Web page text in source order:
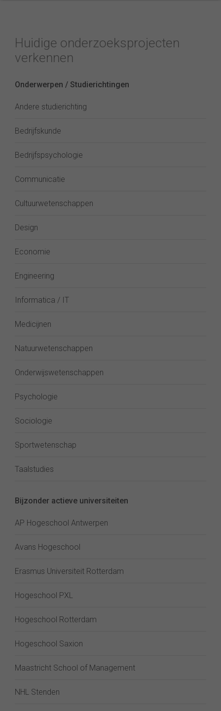
Huidige onderzoeksprojecten
verkennen
Onderwerpen / Studierichtingen
Andere studierichting
Bedrijfskunde
Bedrijfspsychologie
Communicatie
Cultuurwetenschappen
Design
Economie
Engineering
Informatica / IT
Medicijnen
Natuurwetenschappen
Onderwijswetenschappen
Psychologie
Sociologie
Sportwetenschap
Taalstudies
Bijzonder actieve universiteiten
AP Hogeschool Antwerpen
Avans Hogeschool
Erasmus Universiteit Rotterdam
Hogeschool PXL
Hogeschool Rotterdam
Hogeschool Saxion
Maastricht School of Management
NHL Stenden